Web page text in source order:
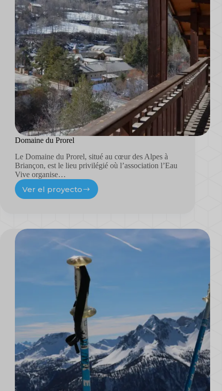
Domaine du Prorel
Le Domaine du Prorel, situé au cœur des Alpes à
Briançon, est le lieu privilégié où l’association l’Eau
Vive organise…
Ver el proyecto